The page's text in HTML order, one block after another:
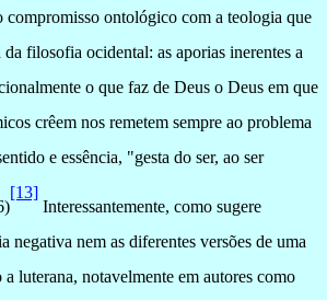
compromisso ontológico com a teologia que
filosofia ocidental: as aporias inerentes a
o que faz de Deus o Deus em que
crêem nos remetem sempre ao problema
e essência, "gesta do ser, ao ser
[13]
Interessantemente, como sugere
negativa nem as diferentes versões de uma
luterana, notavelmente em autores como